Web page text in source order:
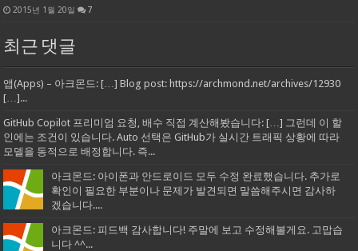
2015년 1월 20일 7
최근 댓글
앱(Apps) – 아크몬드: […] Blog post: https://archmond.net/archives/12930
[…]...
GitHub Copilot 프리미엄 요청, 배수 직접 계산해봤습니다: […] 그런데 이 할
인에는 조건이 있습니다. Auto 선택은 GitHub가 실시간 트래픽 상황에 따라
모델을 동적으로 배정합니다. 즉...
아크몬드: 아이폰과 안드로이드 모두 수정 완료했습니다. 추가로
확인이 필요한 부분이나 문제가 발견되면 말씀해주시면 감사하
겠습니다....
아크몬드: 피드백 감사합니다! 주말에 보고 수정해볼게요. 고맙습
니다 ^^...